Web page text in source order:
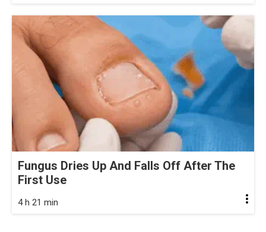
Fungus Dries Up And Falls Off After The
First Use
4 h 21 min